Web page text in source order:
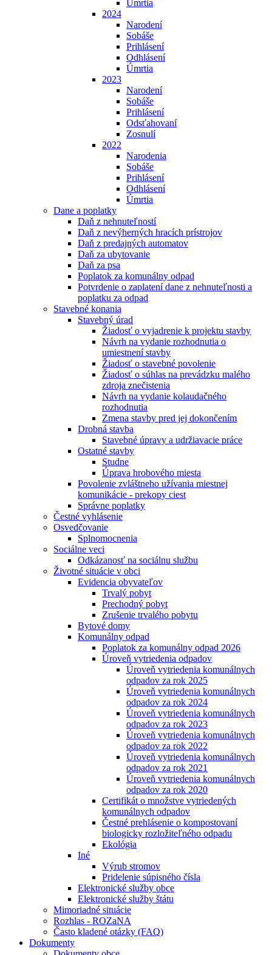
Úmrtia
2024
Narodení
Sobáše
Prihlásení
Odhlásení
Úmrtia
2023
Narodení
Sobáše
Prihlásení
Odsťahovaní
Zosnulí
2022
Narodenia
Sobáše
Prihlásení
Odhlásení
Úmrtia
Dane a poplatky
Daň z nehnuteľností
Daň z nevýherných hracích prístrojov
Daň z predajných automatov
Daň za ubytovanie
Daň za psa
Poplatok za komunálny odpad
Potvrdenie o zaplatení dane z nehnuteľnosti a
poplatku za odpad
Stavebné konania
Stavebný úrad
Žiadosť o vyjadrenie k projektu stavby
Návrh na vydanie rozhodnutia o
umiestnení stavby
Žiadosť o stavebné povolenie
Žiadosť o súhlas na prevádzku malého
zdroja znečistenia
Návrh na vydanie kolaudačného
rozhodnutia
Zmena stavby pred jej dokončením
Drobná stavba
Stavebné úpravy a udržiavacie práce
Ostatné stavby
Studne
Úprava hrobového miesta
Povolenie zvláštneho užívania miestnej
komunikácie - prekopy ciest
Správne poplatky
Čestné vyhlásenie
Osvedčovanie
Splnomocnenia
Sociálne veci
Odkázanosť na sociálnu službu
Životné situácie v obci
Evidencia obyvateľov
Trvalý pobyt
Prechodný pobyt
Zrušenie trvalého pobytu
Bytové domy
Komunálny odpad
Poplatok za komunálny odpad 2026
Úroveň vytriedenia odpadov
Úroveň vytriedenia komunálnych
odpadov za rok 2025
Úroveň vytriedenia komunálnych
odpadov za rok 2024
Úroveň vytriedenia komunálnych
odpadov za rok 2023
Úroveň vytriedenia komunálnych
odpadov za rok 2022
Úroveň vytriedenia komunálnych
odpadov za rok 2021
Úroveň vytriedenia komunálnych
odpadov za rok 2020
Certifikát o množstve vytriedených
komunálnych odpadov
Čestné prehlásenie o kompostovaní
biologicky rozložiteľného odpadu
Ekológia
Iné
Výrub stromov
Pridelenie súpisného čísla
Elektronické služby obce
Elektronické služby štátu
Mimoriadné situácie
Rozhlas - ROZaNA
Často kladené otázky (FAQ)
Dokumenty